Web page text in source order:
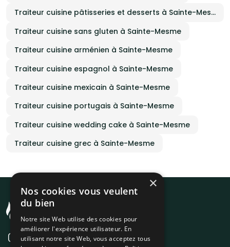
Traiteur cuisine pâtisseries et desserts à Sainte-Mesme
Traiteur cuisine sans gluten à Sainte-Mesme
Traiteur cuisine arménien à Sainte-Mesme
Traiteur cuisine espagnol à Sainte-Mesme
Traiteur cuisine mexicain à Sainte-Mesme
Traiteur cuisine portugais à Sainte-Mesme
Traiteur cuisine wedding cake à Sainte-Mesme
Traiteur cuisine grec à Sainte-Mesme
×
Nos cookies vous veulent
du bien
Notre site Web utilise des cookies pour
améliorer l'expérience utilisateur. En
utilisant notre site Web, vous acceptez tous